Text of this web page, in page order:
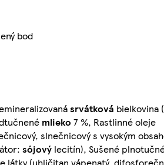
bod
srvátková bielkovina
mlieko 7 %, Rastlinné oleje
slnečnicový s vysokým
sójový lecitín), Sušené
látky (uhličitan vápenatý,